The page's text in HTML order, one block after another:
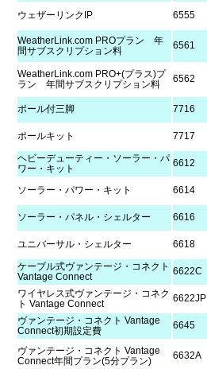
ウェザーリンクIP
6555
WeatherLink.com PROプラン 年
間サブスクリプション料
6561
WeatherLink.com PRO+(プラス)プ
ラン 年間サブスクリプション料
6562
ポール付三脚 7716
ポールキット 7717
ヘビーデューティー・ソーラー・パ
ワー・キット
6612
ソーラー・パワー・キット 6614
ソーラー・パネル・シェルター 6616
ユニバーサル・シェルター 6618
ケーブル式ヴァンテージ・コネクト
Vantage Connect
6622C
ワイヤレス式ヴァンテージ・コネク
ト Vantage Connect
6622JP
ヴァンテージ・コネクト Vantage
Connect初期設定費
6645
ヴァンテージ・コネクト Vantage
Connect年間プラン(5分プラン)
6632A